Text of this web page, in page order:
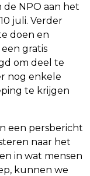
de NPO aan het
juli. Verder
doen en
gratis
om deel te
nog enkele
te krijgen
een persbericht
naar het
in wat mensen
kunnen we